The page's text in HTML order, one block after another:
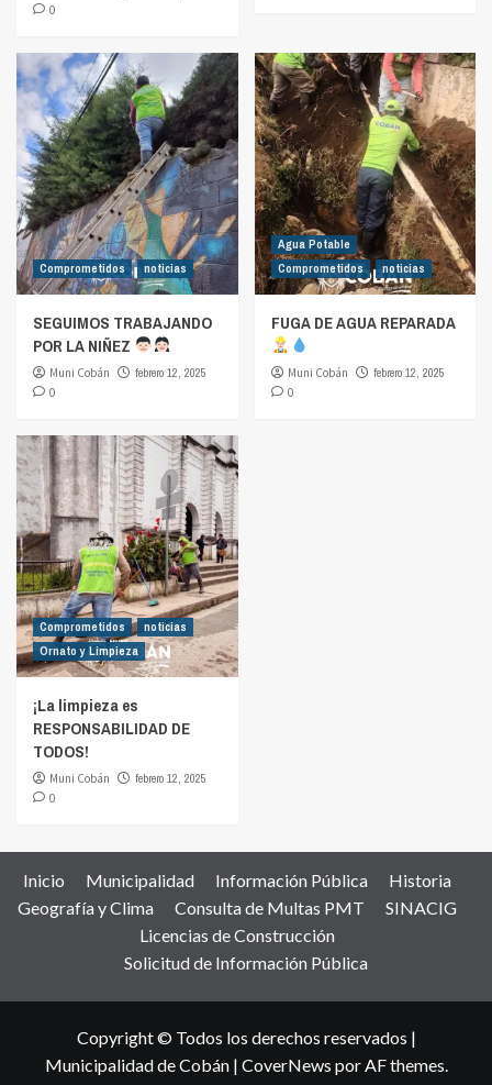
0
Comprometidos noticias
SEGUIMOS TRABAJANDO
POR LA NIÑEZ
Muni Cobán
febrero 12, 2025
0
Agua Potable
Comprometidos
noticias
FUGA DE AGUA REPARADA
Muni Cobán
febrero 12, 2025
0
Comprometidos
noticias
Ornato y Limpieza
¡La limpieza es
RESPONSABILIDAD DE
TODOS!
Muni Cobán
febrero 12, 2025
0
Inicio Municipalidad Información Pública
Historia
Geografía y Clima
Consulta de Multas PMT
SINACIG
Licencias de Construcción
Solicitud de Información Pública
Copyright © Todos los derechos reservados |
Municipalidad de Cobán | CoverNews por AF themes.